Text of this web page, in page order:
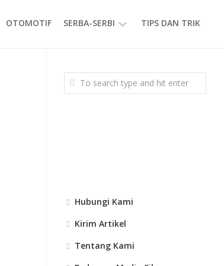
OTOMOTIF SERBA-SERBI
GAYA
HIDUP
TIPS DAN TRIK
Hubungi Kami
Kirim Artikel
Tentang Kami